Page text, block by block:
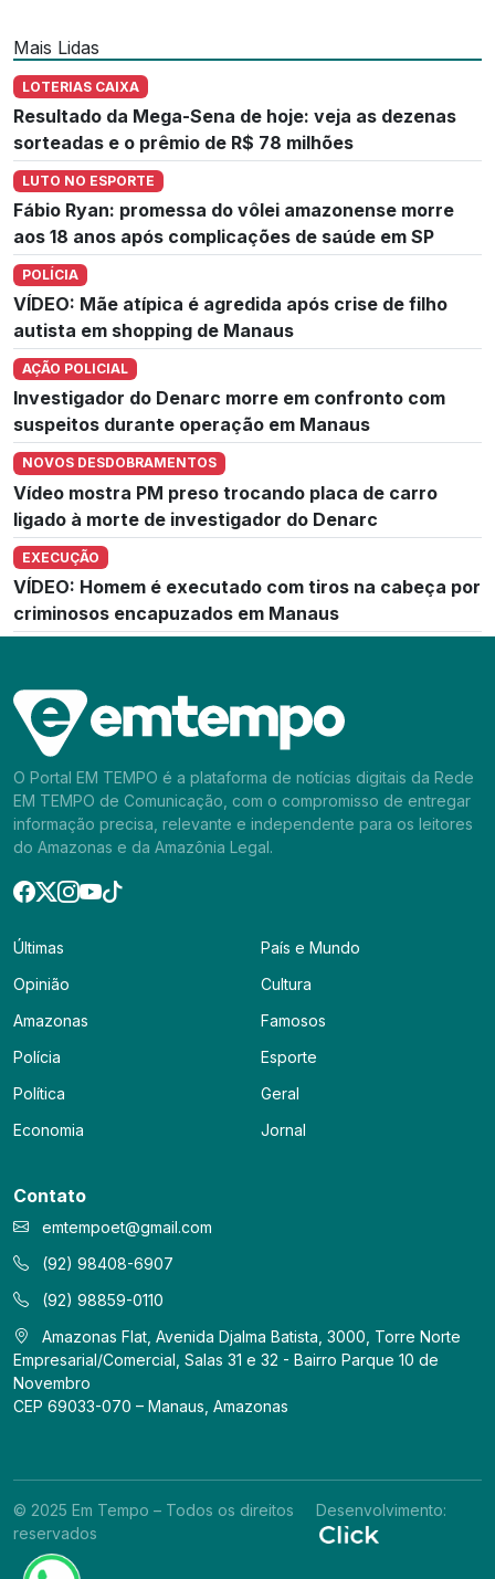
Mais Lidas
LOTERIAS CAIXA
Resultado da Mega-Sena de hoje: veja as dezenas
sorteadas e o prêmio de R$ 78 milhões
LUTO NO ESPORTE
Fábio Ryan: promessa do vôlei amazonense morre
aos 18 anos após complicações de saúde em SP
POLÍCIA
VÍDEO: Mãe atípica é agredida após crise de filho
autista em shopping de Manaus
AÇÃO POLICIAL
Investigador do Denarc morre em confronto com
suspeitos durante operação em Manaus
NOVOS DESDOBRAMENTOS
Vídeo mostra PM preso trocando placa de carro
ligado à morte de investigador do Denarc
EXECUÇÃO
VÍDEO: Homem é executado com tiros na cabeça por
criminosos encapuzados em Manaus
O Portal EM TEMPO é a plataforma de notícias digitais da Rede
EM TEMPO de Comunicação, com o compromisso de entregar
informação precisa, relevante e independente para os leitores
do Amazonas e da Amazônia Legal.
Últimas
Opinião
Amazonas
Polícia
Política
Economia
País e Mundo
Cultura
Famosos
Esporte
Geral
Jornal
Contato
emtempoet@gmail.com
(92) 98408-6907
(92) 98859-0110
Amazonas Flat, Avenida Djalma Batista, 3000, Torre Norte
Empresarial/Comercial, Salas 31 e 32 - Bairro Parque 10 de
Novembro
CEP 69033-070 – Manaus, Amazonas
© 2025 Em Tempo – Todos os direitos
reservados
Desenvolvimento: